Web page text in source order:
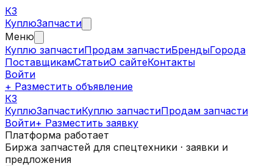
КЗ
КуплюЗапчасти
Меню
Куплю запчастиПродам запчастиБрендыГорода
ПоставщикамСтатьиО сайтеКонтакты
Войти
+ Разместить объявление
КЗ
КуплюЗапчастиКуплю запчастиПродам запчасти
Войти+ Разместить заявку
Платформа работает
Биржа запчастей для спецтехники · заявки и
предложения